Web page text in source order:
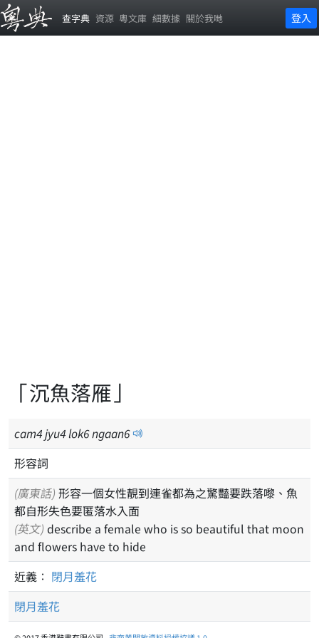
查字典 資源 粵文庫 細數據 關於我哋 登入
「沉魚落雁」
cam4jyu4lok6ngaan6
形容詞
(廣東話) 形容一個女性靚到連雀都為之驚豔要跌落嚟、魚
都自形失色要匿落水入面
(英文) describe a female who is so beautiful that moon
and flowers have to hide
近義： 閉月羞花
閉月羞花